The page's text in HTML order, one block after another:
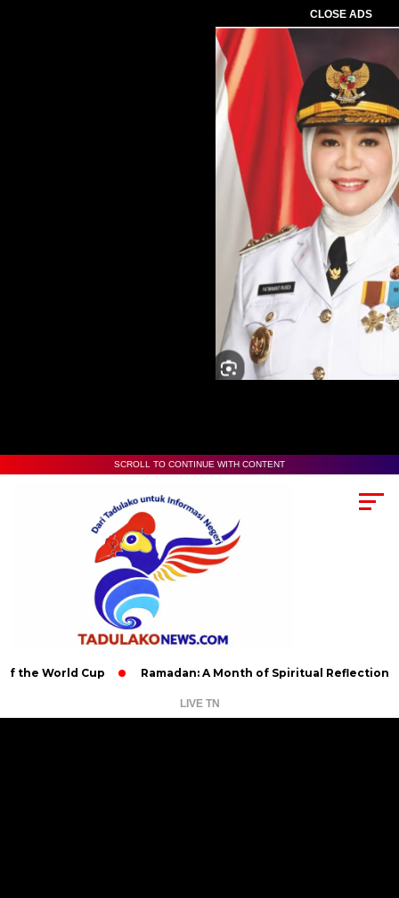
CLOSE ADS
SCROLL TO CONTINUE WITH CONTENT
Cup Ramadan: A Month of Spiritual Reflection,
LIVE TN